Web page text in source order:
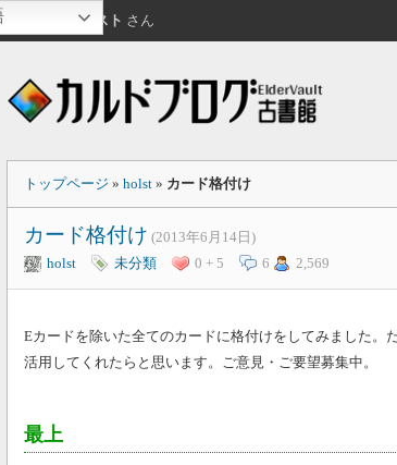
ゲスト さん
トップページ » holst » カード格付け
カード格付け (2013年6月14日)
holst
未分類 0 + 5 6 2,569
Eカードを除いた全てのカードに格付けをしてみました。
活用してくれたらと思います。ご意見・ご要望募集中。
最上